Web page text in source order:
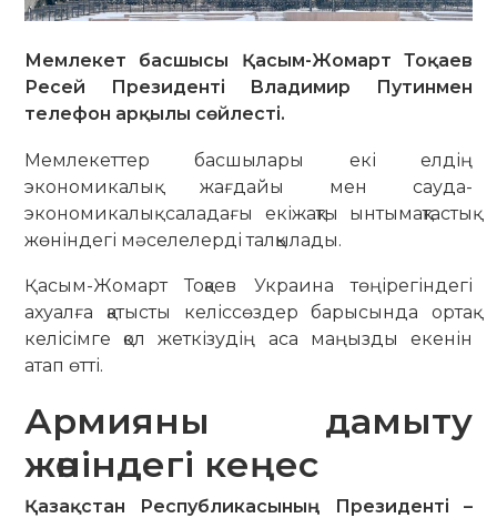
Мемлекет басшысы Қасым-Жомарт Тоқаев
Ресей Президенті Владимир Путинмен
телефон арқылы сөйлесті.
Мемлекеттер басшылары екі елдің
экономикалық жағдайы мен сауда-
экономикалық саладағы екіжақты ынтымақтастық
жөніндегі мәселелерді талқылады.
Қасым-Жомарт Тоқаев Украина төңірегіндегі
ахуалға қатысты келіссөздер барысында ортақ
келісімге қол жеткізудің аса маңызды екенін
атап өтті.
Армияны дамыту
жөніндегі кеңес
Қазақстан Республикасының Президенті –